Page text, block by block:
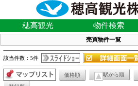
穂高観光 物件検索
売買物件一覧
該当件数：5件
価格順 駅から順